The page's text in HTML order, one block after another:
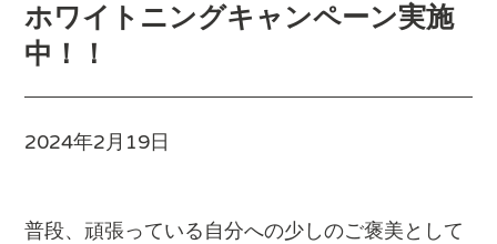
ホワイトニングキャンペーン実施
中！！
2024年2月19日
普段、頑張っている自分への少しのご褒美として